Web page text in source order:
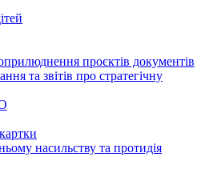
проєктів документів
та звітів про стратегічну
насильству та протидія